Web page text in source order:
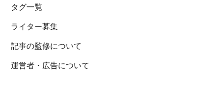
タグ一覧
ライター募集
記事の監修について
運営者・広告について